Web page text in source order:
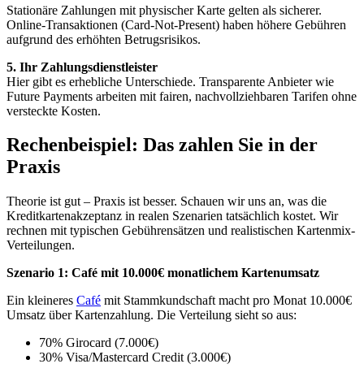
Stationäre Zahlungen mit physischer Karte gelten als sicherer.
Online-Transaktionen (Card-Not-Present) haben höhere Gebühren
aufgrund des erhöhten Betrugsrisikos.
5. Ihr Zahlungsdienstleister
Hier gibt es erhebliche Unterschiede. Transparente Anbieter wie
Future Payments arbeiten mit fairen, nachvollziehbaren Tarifen ohne
versteckte Kosten.
Rechenbeispiel: Das zahlen Sie in der
Praxis
Theorie ist gut – Praxis ist besser. Schauen wir uns an, was die
Kreditkartenakzeptanz in realen Szenarien tatsächlich kostet. Wir
rechnen mit typischen Gebührensätzen und realistischen Kartenmix-
Verteilungen.
Szenario 1: Café mit 10.000€ monatlichem Kartenumsatz
Ein kleineres Café mit Stammkundschaft macht pro Monat 10.000€
Umsatz über Kartenzahlung. Die Verteilung sieht so aus:
70% Girocard (7.000€)
30% Visa/Mastercard Credit (3.000€)